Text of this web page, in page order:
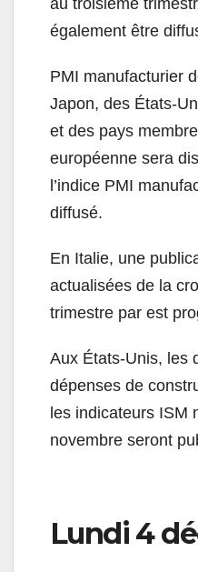
au troisième
également être
PMI manufacturier
Japon, des États-
et des pays
européenne sera
l’indice PMI
diffusé.
En Italie, une
actualisées de la
trimestre par est
Aux États-Unis, les
dépenses de
les indicateurs ISM
novembre seront
Lundi 4